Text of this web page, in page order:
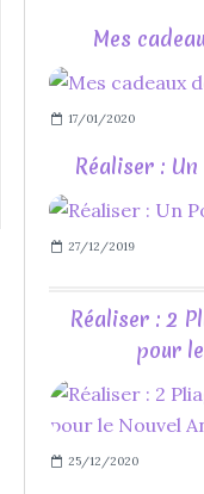
Mes
17/01/2020
Réaliser :
27/12/2019
Réaliser : 2
pour
25/12/2020